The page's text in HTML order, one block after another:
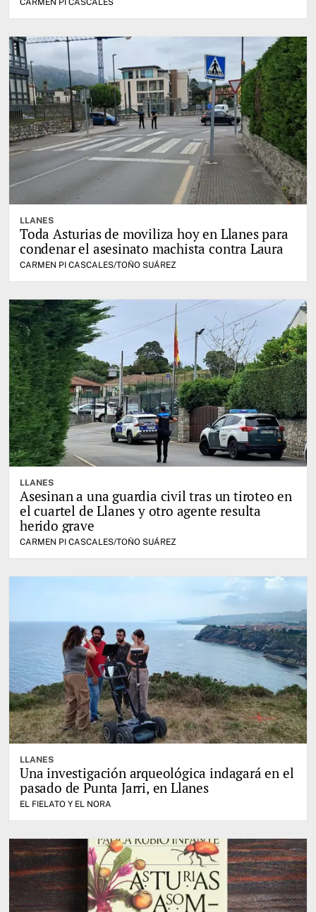
CARMEN PI CASCALES
LLANES
Toda Asturias de moviliza hoy en Llanes para
condenar el asesinato machista contra Laura
CARMEN PI CASCALES/TOÑO SUÁREZ
LLANES
Asesinan a una guardia civil tras un tiroteo en
el cuartel de Llanes y otro agente resulta
herido grave
CARMEN PI CASCALES/TOÑO SUÁREZ
LLANES
Una investigación arqueológica indagará en el
pasado de Punta Jarri, en Llanes
EL FIELATO Y EL NORA